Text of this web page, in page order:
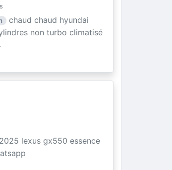
chaud chaud hyundai
non turbo climatisé
2025 lexus gx550 essence